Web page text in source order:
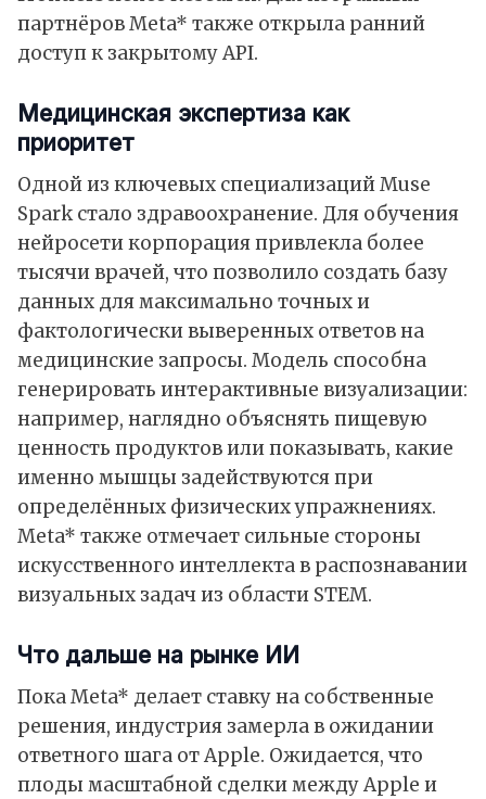
партнёров Meta* также открыла ранний
доступ к закрытому API.
Медицинская экспертиза как
приоритет
Одной из ключевых специализаций Muse
Spark стало здравоохранение. Для обучения
нейросети корпорация привлекла более
тысячи врачей, что позволило создать базу
данных для максимально точных и
фактологически выверенных ответов на
медицинские запросы. Модель способна
генерировать интерактивные визуализации:
например, наглядно объяснять пищевую
ценность продуктов или показывать, какие
именно мышцы задействуются при
определённых физических упражнениях.
Meta* также отмечает сильные стороны
искусственного интеллекта в распознавании
визуальных задач из области STEM.
Что дальше на рынке ИИ
Пока Meta* делает ставку на собственные
решения, индустрия замерла в ожидании
ответного шага от Apple. Ожидается, что
плоды масштабной сделки между Apple и